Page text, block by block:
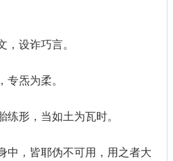
设诈巧言。
炁为柔。
形，当如土为瓦时。
中，皆耶伪不可用，用之者大